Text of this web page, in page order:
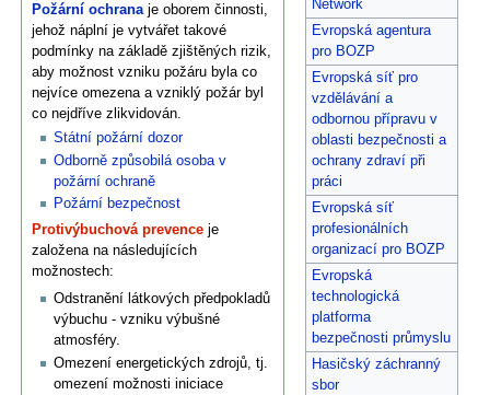
Požární ochrana je oborem činnosti,
jehož náplní je vytvářet takové
podmínky na základě zjištěných rizik,
aby možnost vzniku požáru byla co
nejvíce omezena a vzniklý požár byl
co nejdříve zlikvidován.
Státní požární dozor
Odborně způsobilá osoba v
požární ochraně
Požární bezpečnost
Protivýbuchová prevence je
založena na následujících
možnostech:
Odstranění látkových předpokladů
výbuchu - vzniku výbušné
atmosféry.
Omezení energetických zdrojů, tj.
omezení možnosti iniciace
Network
Evropská agentura
pro BOZP
Evropská síť pro
vzdělávání a
odbornou přípravu v
oblasti bezpečnosti a
ochrany zdraví při
práci
Evropská síť
profesionálních
organizací pro BOZP
Evropská
technologická
platforma
bezpečnosti průmyslu
Hasičský záchranný
sbor